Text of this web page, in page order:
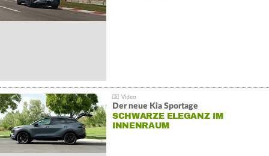
Der neue Kia Sportage
SCHWARZE ELEGANZ IM
INNENRAUM